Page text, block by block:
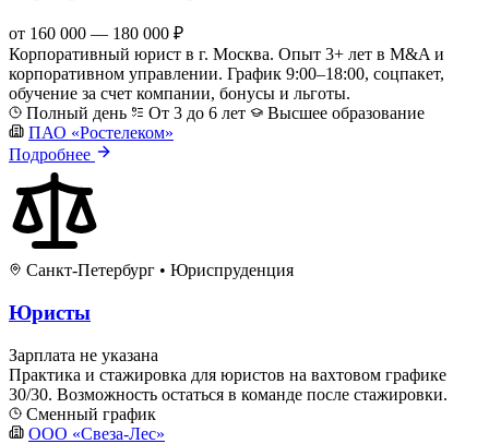
от 160 000 — 180 000 ₽
Корпоративный юрист в г. Москва. Опыт 3+ лет в M&A и
корпоративном управлении. График 9:00–18:00, соцпакет,
обучение за счет компании, бонусы и льготы.
Полный день
От 3 до 6 лет
Высшее образование
ПАО «Ростелеком»
Подробнее
Санкт-Петербург • Юриспруденция
Юристы
Зарплата не указана
Практика и стажировка для юристов на вахтовом графике
30/30. Возможность остаться в команде после стажировки.
Сменный график
ООО «Свеза-Лес»